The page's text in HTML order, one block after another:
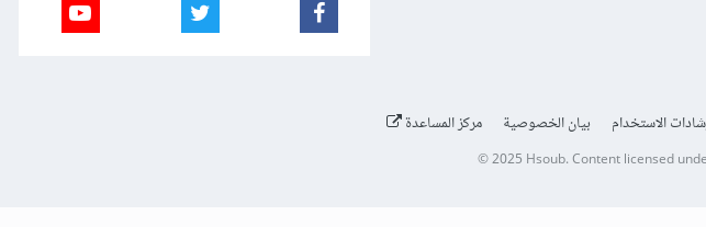
الاستخدام بيان الخصوصية مركز المساعدة
© 2025 Hsoub.Content licensed